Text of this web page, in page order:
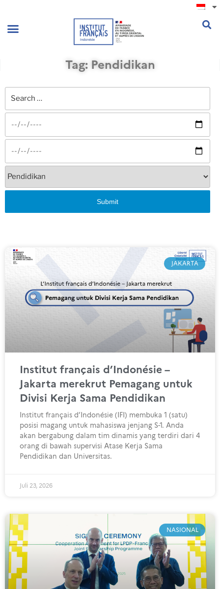
Tag: Pendidikan
JAKARTA
Institut français d’Indonésie –
Jakarta merekrut Pemagang untuk
Divisi Kerja Sama Pendidikan
Institut français d’Indonésie (IFI) membuka 1 (satu)
posisi magang untuk mahasiswa jenjang S-1. Anda
akan bergabung dalam tim dinamis yang terdiri dari 4
orang di bawah supervisi Atase Kerja Sama
Pendidikan dan Universitas.
Juli 23, 2026
NASIONAL